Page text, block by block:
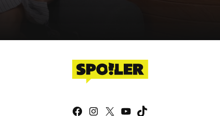
Facebook
Instagram
X YouTube